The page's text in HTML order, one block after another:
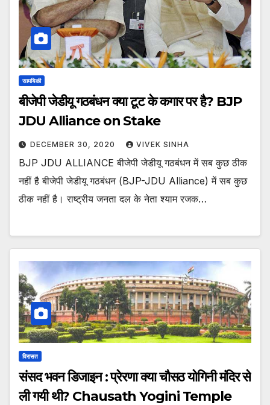
सामयिकी
बीजेपी जेडीयू गठबंधन क्या टूट के कगार पर है? BJP
JDU Alliance on Stake
DECEMBER 30, 2020 VIVEK SINHA
BJP JDU ALLIANCE बीजेपी जेडीयू गठबंधन में सब कुछ ठीक
नहीं है बीजेपी जेडीयू गठबंधन (BJP-JDU Alliance) में सब कुछ
ठीक नहीं है। राष्ट्रीय जनता दल के नेता श्याम रजक…
विरासत
संसद भवन डिजाइन : प्रेरणा क्या चौसठ योगिनी मंदिर से
ली गयी थी? Chausath Yogini Temple